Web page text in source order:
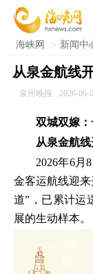
海峡网 > 新闻中
从泉金航线
泉州晚报 2026-06-
双城双嫁
从泉金航
2026年6月8
金客运航线迎
道”，已累计运
展的生动样本。